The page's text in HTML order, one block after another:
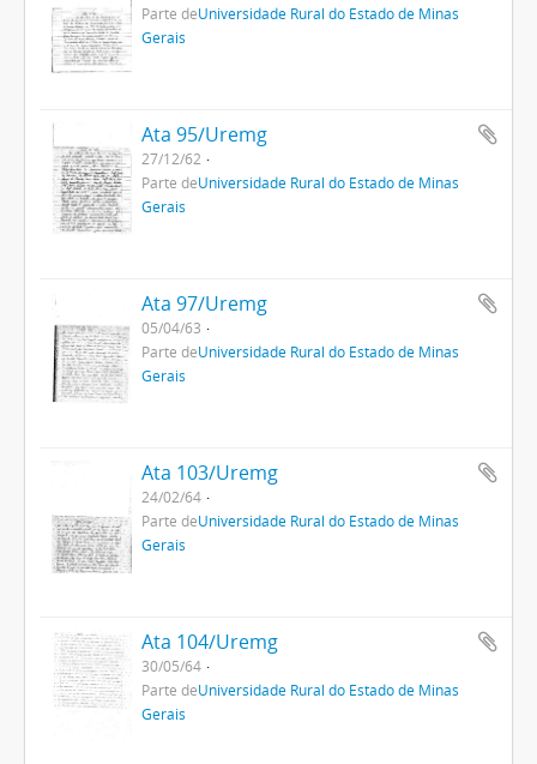
Parte deUniversidade Rural do Estado de Minas
Gerais
Ata 95/Uremg
27/12/62
Parte deUniversidade Rural do Estado de Minas
Gerais
Ata 97/Uremg
05/04/63
Parte deUniversidade Rural do Estado de Minas
Gerais
Ata 103/Uremg
24/02/64
Parte deUniversidade Rural do Estado de Minas
Gerais
Ata 104/Uremg
30/05/64
Parte deUniversidade Rural do Estado de Minas
Gerais